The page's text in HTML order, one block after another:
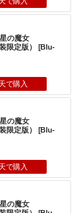
の魔女
限定版） [Blu-
で購入
の魔女
限定版） [Blu-
で購入
の魔女